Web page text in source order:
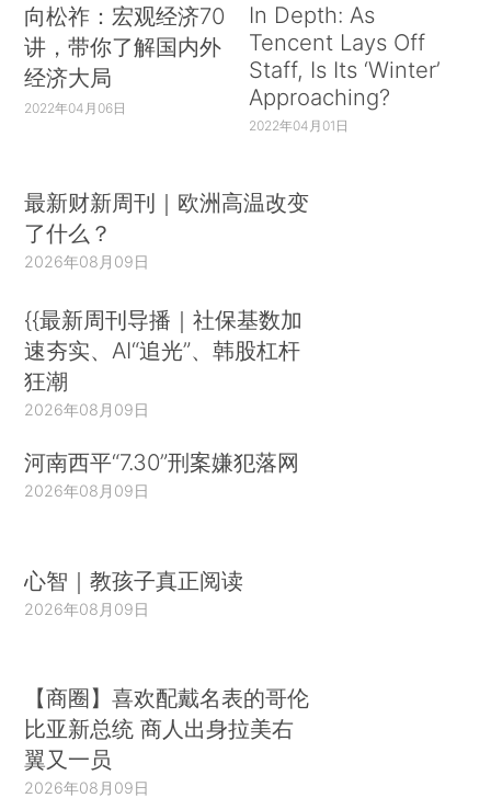
向松祚：宏观经济70
讲，带你了解国内外
经济大局
2022年04月06日
In Depth: As
Tencent Lays Off
Staff, Is Its ‘Winter’
Approaching?
2022年04月01日
最新财新周刊｜欧洲高温改变
了什么？
2026年08月09日
{{最新周刊导播｜社保基数加
速夯实、AI“追光”、韩股杠杆
狂潮
2026年08月09日
河南西平“7.30”刑案嫌犯落网
2026年08月09日
心智｜教孩子真正阅读
2026年08月09日
【商圈】喜欢配戴名表的哥伦
比亚新总统 商人出身拉美右
翼又一员
2026年08月09日